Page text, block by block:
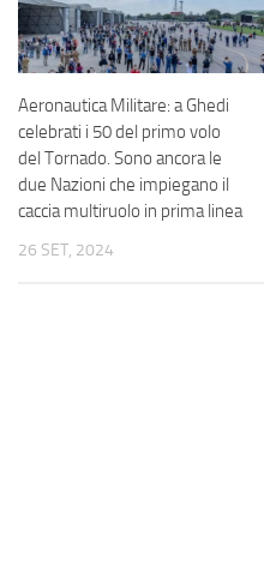
Aeronautica Militare: a Ghedi
celebrati i 50 del primo volo
del Tornado. Sono ancora le
due Nazioni che impiegano il
caccia multiruolo in prima linea
26 SET, 2024